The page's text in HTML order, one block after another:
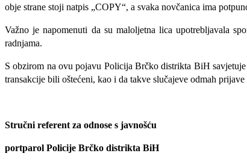
obje strane stoji natpis „COPY“, a svaka novčanica ima
Važno je napomenuti da su maloljetna lica upotrebljavala
radnjama.
S obzirom na ovu pojavu Policija Brčko distrikta BiH
transakcije bili oštećeni, kao i da takve slučajeve odmah
Stručni referent za odnose s javnošću
portparol Policije Brčko distrikta BiH